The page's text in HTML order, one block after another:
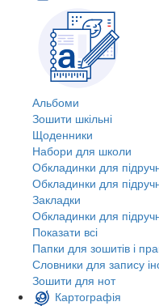
Альбоми
Зошити шкільні
Щоденники
Набори для школи
Обкладинки для
Обкладинки для
Закладки
Обкладинки для
Показати всі
Папки для зошитів і
Словники для запису
Зошити для нот
Картографія